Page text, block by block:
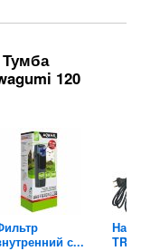
120
с...
TR